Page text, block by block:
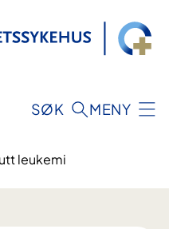
SØK MENY
leukemi